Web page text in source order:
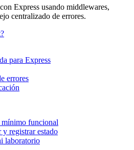
Express usando middlewares,
centralizado de errores.
para Express
errores
funcional
registrar estado
laboratorio